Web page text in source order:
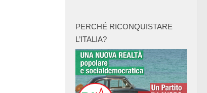
PERCHÉ RICONQUISTARE
L’ITALIA?